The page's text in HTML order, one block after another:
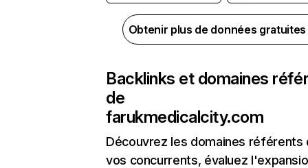
Obtenir plus de données
Backlinks et domaines
de
farukmedicalcity.com
Découvrez les domaines référents
vos concurrents, évaluez